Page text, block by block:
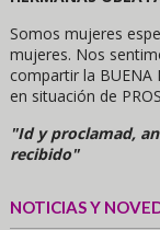
Somos mujeres
mujeres. Nos
compartir la BUENA
en situación de
"Id y proclamad,
recibido"
NOTICIAS Y